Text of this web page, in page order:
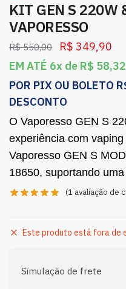
KIT GEN S 220W
VAPORESSO
R$550,00 R$ 349,90
EM ATÉ 6x de R$ 58,32
POR PIX OU BOLETO
DESCONTO
O Vaporesso GEN S
experiência com
Vaporesso GEN S
18650, suportando
(1 avaliação de
Este produto está fora de
Simulação de frete